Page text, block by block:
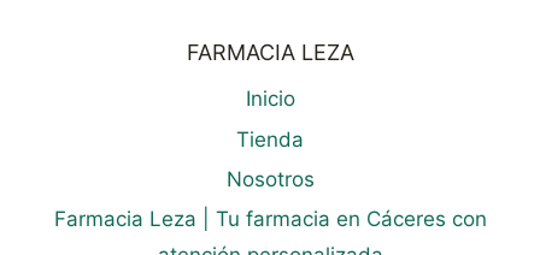
FARMACIA LEZA
Inicio
Tienda
Nosotros
Farmacia Leza | Tu farmacia en Cáceres con